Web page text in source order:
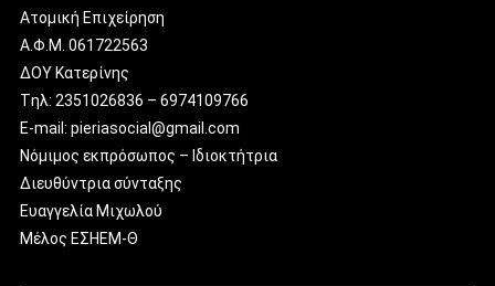
Ατομική Επιχείρηση
Α.Φ.Μ. 061722563
ΔΟΥ Κατερίνης
Tηλ: 2351026836 – 6974109766
E-mail: pieriasocial@gmail.com
Νόμιμος εκπρόσωπος – Ιδιοκτήτρια
Διευθύντρια σύνταξης
Ευαγγελία Μιχωλού
Μέλος ΕΣΗΕΜ-Θ